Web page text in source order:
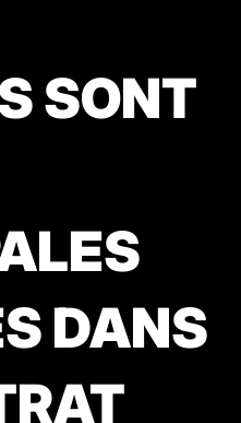
SONT
DANS